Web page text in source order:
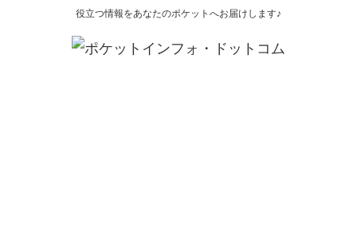
役立つ情報をあなたのポケットへお届けします♪